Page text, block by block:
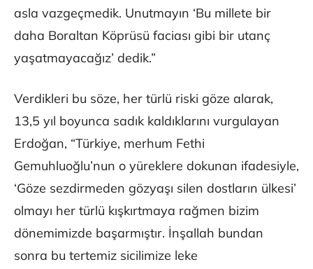
asla vazgeçmedik. Unutmayın ‘Bu millete bir
daha Boraltan Köprüsü faciası gibi bir utanç
yaşatmayacağız’ dedik.”
Verdikleri bu söze, her türlü riski göze alarak,
13,5 yıl boyunca sadık kaldıklarını vurgulayan
Erdoğan, “Türkiye, merhum Fethi
Gemuhluoğlu’nun o yüreklere dokunan ifadesiyle,
‘Göze sezdirmeden gözyaşı silen dostların ülkesi’
olmayı her türlü kışkırtmaya rağmen bizim
dönemimizde başarmıştır. İnşallah bundan
sonra bu tertemiz sicilimize leke